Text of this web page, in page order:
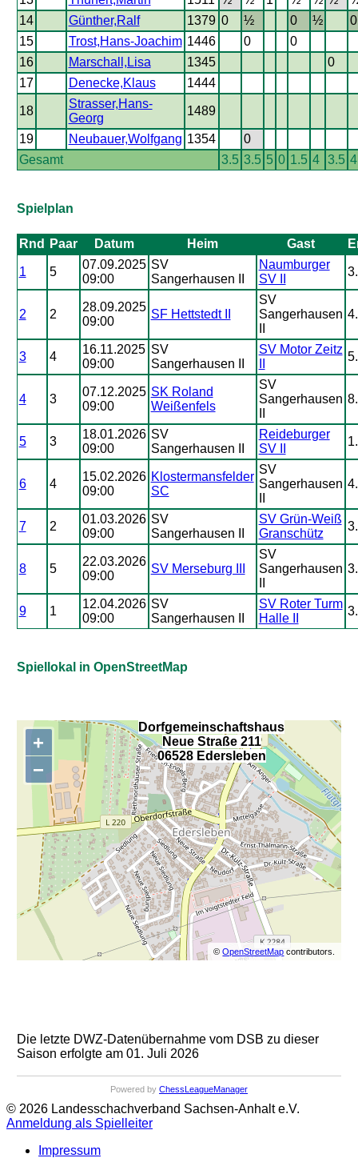
14
Günther,Ralf 1379 0 ½ 0 ½
0
15
Trost,Hans-Joachim 1446 0
0
16
Marschall,Lisa 1345
0
17
Denecke,Klaus 1444
18
Strasser,Hans-
Georg
1489
19 Neubauer,Wolfgang 1354
0
Gesamt
3.5 3.5 5 0 1.5 4 3.5
Spielplan
Rnd Paar Datum Heim Gast
1 5
07.09.2025
09:00
SV
Sangerhausen II
Naumburger
SV II
2 2
28.09.2025
09:00
SF Hettstedt II
SV
Sangerhausen
3 4
16.11.2025
09:00
SV
Sangerhausen II
SV Motor Zeitz
4 3
07.12.2025
09:00
SK Roland
Weißenfels
SV
Sangerhausen
5 3
18.01.2026
09:00
SV
Sangerhausen II
Reideburger
SV II
6 4
15.02.2026
09:00
Klostermansfelder
SC
SV
Sangerhausen
7 2
01.03.2026
09:00
SV
Sangerhausen II
SV Grün-Weiß
Granschütz
8 5
22.03.2026
09:00
SV Merseburg III
SV
Sangerhausen
9 1
12.04.2026
09:00
SV
Sangerhausen II
SV Roter Turm
Halle II
Spiellokal in OpenStreetMap
+
−
©OpenStreetMap contributors.
Dorfgemeinschaftshaus
Neue Straße 211
06528 Edersleben
Die letzte DWZ-Datenübernahme vom DSB zu dieser
Saison erfolgte am 01. Juli 2026
Powered by ChessLeagueManager
© 2026 Landesschachverband Sachsen-Anhalt e.V.
Anmeldung als Spielleiter
Impressum